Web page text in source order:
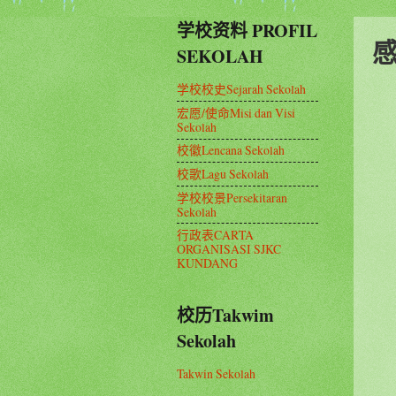
学校资料 PROFIL
SEKOLAH
学校校史Sejarah Sekolah
宏愿/使命Misi dan Visi
Sekolah
校徽Lencana Sekolah
校歌Lagu Sekolah
学校校景Persekitaran
Sekolah
行政表CARTA
ORGANISASI SJKC
KUNDANG
校历Takwim
Sekolah
Takwin Sekolah